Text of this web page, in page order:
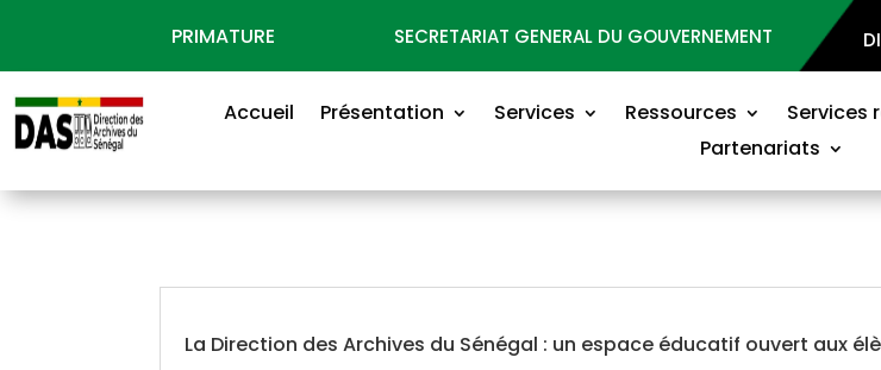
PRIMATURE SECRETARIAT GENERAL DU GOUVERNEMENT
Accueil Présentation Services Ressources Services
Partenariats
La Direction des Archives du Sénégal : un espace éducatif ouvert aux